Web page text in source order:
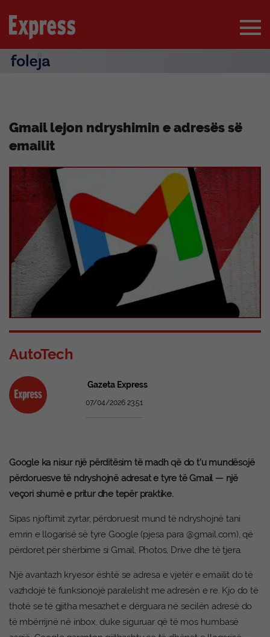
Gmail lejon ndryshimin e adresës së
emailit
AutoTech
Gazeta Express
07/04/2026 23:51
Google ka nisur një përditësim të madh që do t’u mundësojë
përdoruesve të ndryshojnë adresat e tyre të Gmail — një
veçori shumë e pritur dhe tepër praktike.
Sipas njoftimit zyrtar, përdoruesit mund të ndryshojnë tani
emrin e llogarisë së tyre Google (pjesa para @gmail.com), që
përdoret për shërbime si Gmail, Photos, Drive dhe të tjera.
Një avantazh kryesor është se adresa e vjetër e emailit do të
vazhdojë të funksionojë paralelisht me adresën e re. Kjo do të
thotë se të gjitha mesazhet e dërguara në secilën adresë do
të mbërrijnë në inbox, duke siguruar që të mos humbasë